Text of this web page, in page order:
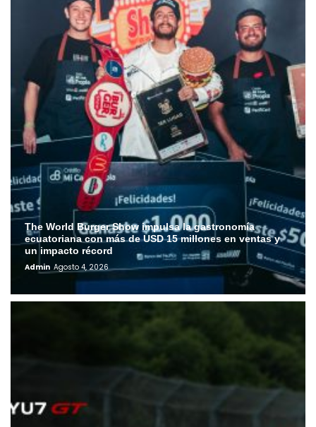
The World Burger Show impulsa la gastronomía
ecuatoriana con más de USD 15 millones en ventas y
un impacto récord
Admin Agosto 4, 2026